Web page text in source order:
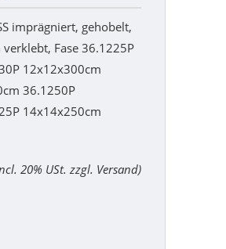
imprägniert, gehobelt,
Fase 36.1225P
12x12x300cm
36.1250P
14x14x250cm
20% USt. zzgl. Versand)